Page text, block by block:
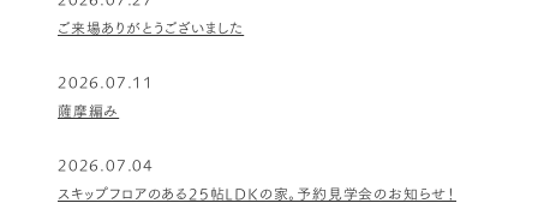
ご来場ありがとうございました
2026.07.11
薩摩編み
2026.07.04
スキップフロアのある25帖LDKの家。予約見学会のお知らせ！